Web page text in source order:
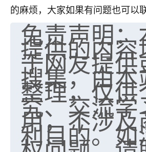
的麻烦，大家如果有问题也可以
免责声明：
提供的内容
于网友提供
搜集，由本
整理，仅供
究、交流学
用，不涉及
利目的。如